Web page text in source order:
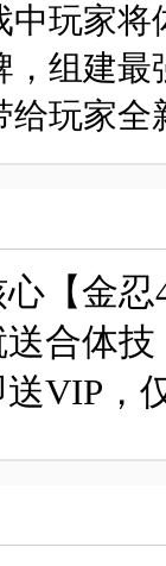
玩家
组建
玩家
【金
合体
VIP，